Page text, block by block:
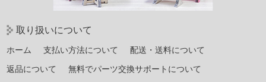
取り扱いについて
ホーム 支払い方法について
配送・送料について
返品について
無料でパーツ交換サポートについて